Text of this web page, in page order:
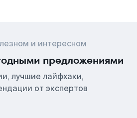
и интересном
предложениями
лучшие лайфхаки,
от экспертов